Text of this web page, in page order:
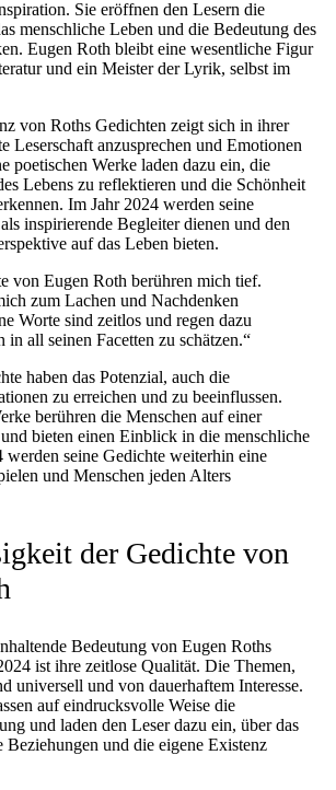
Sie eröffnen den Lesern die
menschliche Leben und die Bedeutung des
Eugen Roth bleibt eine wesentliche Figur
und ein Meister der Lyrik, selbst im
von Roths Gedichten zeigt sich in ihrer
Leserschaft anzusprechen und Emotionen
poetischen Werke laden dazu ein, die
Lebens zu reflektieren und die Schönheit
Im Jahr 2024 werden seine
inspirierende Begleiter dienen und den
auf das Leben bieten.
von Eugen Roth berühren mich tief.
zum Lachen und Nachdenken
Worte sind zeitlos und regen dazu
in all seinen Facetten zu schätzen.“
haben das Potenzial, auch die
zu erreichen und zu beeinflussen.
berühren die Menschen auf einer
bieten einen Einblick in die menschliche
werden seine Gedichte weiterhin eine
und Menschen jeden Alters
der Gedichte von
Bedeutung von Eugen Roths
ist ihre zeitlose Qualität. Die Themen,
universell und von dauerhaftem Interesse.
auf eindrucksvolle Weise die
und laden den Leser dazu ein, über das
Beziehungen und die eigene Existenz